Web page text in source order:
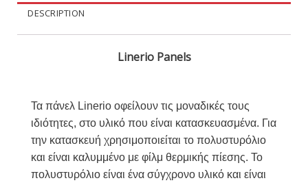
DESCRIPTION
Linerio Panels
Τα πάνελ Linerio οφείλουν τις μοναδικές τους
ιδιότητες, στο υλικό που είναι κατασκευασμένα. Για
την κατασκευή χρησιμοποιείται το πολυστυρόλιο
και είναι καλυμμένο με φίλμ θερμικής πίεσης. Το
πολυστυρόλιο είναι ένα σύγχρονο υλικό και είναι